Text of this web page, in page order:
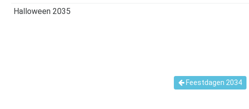
Halloween 2035
Feestdagen 2034